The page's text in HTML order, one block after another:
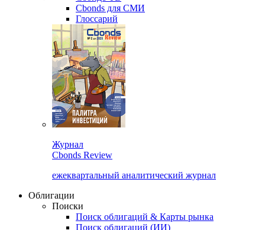
Новости & Research Hub
Новости рынка
Research Hub
Сбондс-ТВ
Cbonds для СМИ
Глоссарий
Cbonds Review
ежеквартальный аналитический журнал